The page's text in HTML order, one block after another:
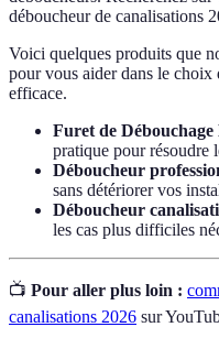
déboucheur de canalisations
Voici quelques produits que
pour vous aider dans le choix
efficace.
Furet de
pratique pour résoudre
Déboucheur
sans détériorer vos
Déboucheur
les cas plus difficiles
📺 Pour aller plus loin :
canalisations 2026 sur